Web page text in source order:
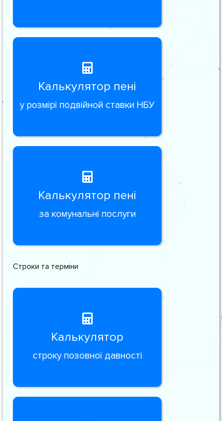
Калькулятор пені
у розмірі подвійной ставки НБУ
Калькулятор пені
за комунальні послуги
Строки та терміни
Калькулятор
строку позовної давності